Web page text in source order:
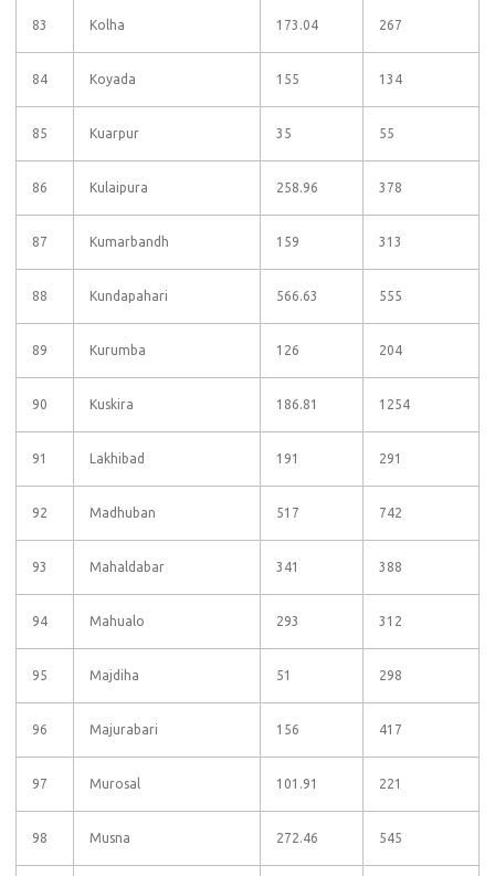
83 Kolha 173.04 267
84 Koyada 155 134
85 Kuarpur 35 55
86 Kulaipura 258.96 378
87 Kumarbandh 159 313
88 Kundapahari 566.63 555
89 Kurumba 126 204
90 Kuskira 186.81 1254
91 Lakhibad 191 291
92 Madhuban 517 742
93 Mahaldabar 341 388
94 Mahualo 293 312
95 Majdiha 51 298
96 Majurabari 156 417
97 Murosal 101.91 221
98 Musna 272.46 545